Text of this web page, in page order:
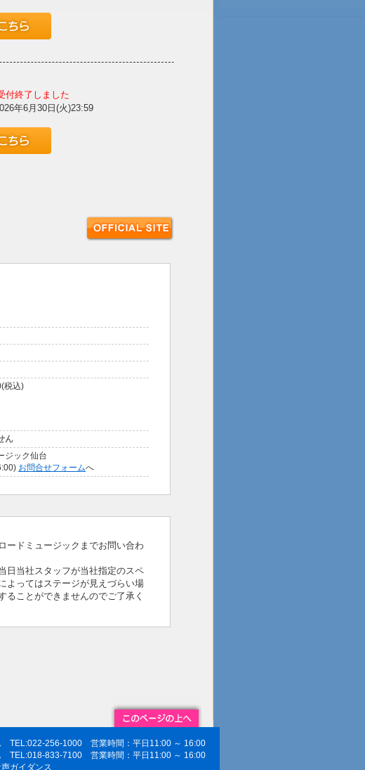
付終了しました
年6月30日(火)23:59
税込)
ん
ジック仙台
お問合せフォームへ
ードミュージックまでお問い合わ
日当社スタッフが当社指定のスペ
よってはステージが見えづらい場
ることができませんのでご了承く
TEL:022-256-1000 営業時間：平日11:00 ～ 16:00
TEL:018-833-7100 営業時間：平日11:00 ～ 16:00
ガイダンス